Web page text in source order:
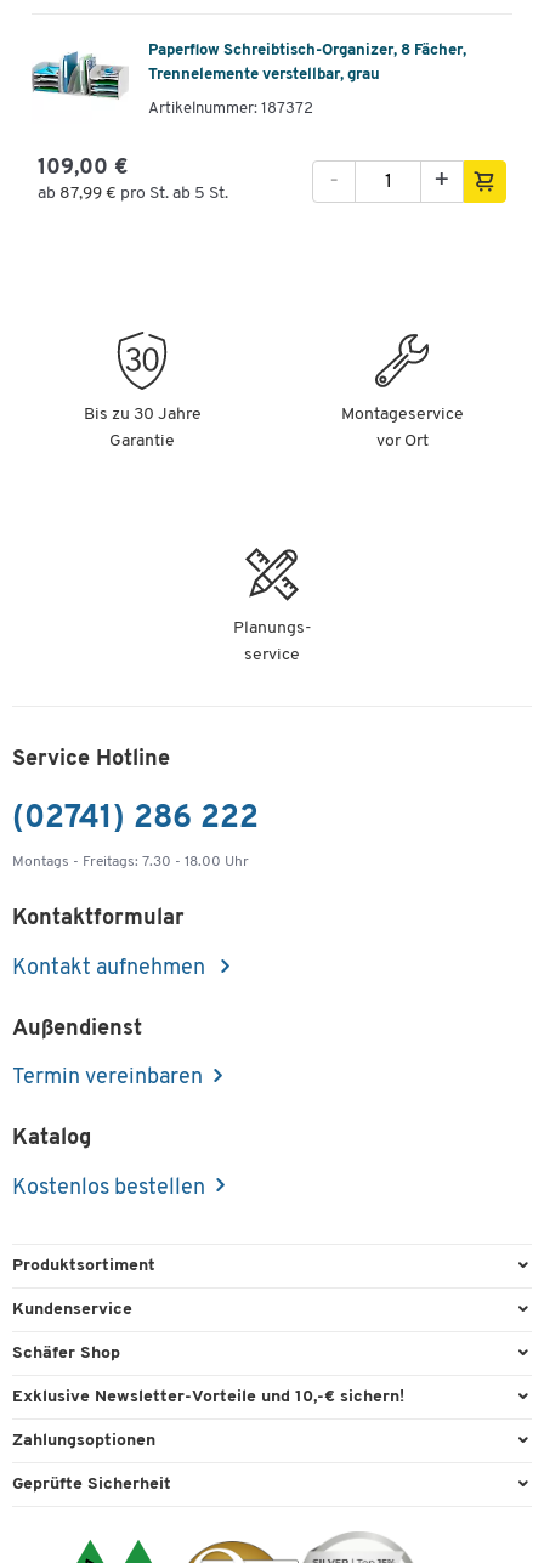
Paperflow Schreibtisch-Organizer, 8 Fächer,
Trennelemente verstellbar, grau
Artikelnummer: 187372
109,00 €
ab 87,99 € pro St. ab 5 St.
+
-
Bis zu 30 Jahre
Garantie
Montageservice
vor Ort
Planungs-
service
Service Hotline
(02741) 286 222
Montags - Freitags: 7.30 - 18.00 Uhr
Kontaktformular
Kontakt aufnehmen
Außendienst
Termin vereinbaren
Katalog
Kostenlos bestellen
Produktsortiment
Büroausstattung
Reinigung & Hygiene
Technik
Umwelttechnik
Kundenservice
Direktbestellung
Kontaktformulare
Lieferinformationen
Recycling, Entsorgung & Rücknahmepflicht von Elektroaltgeräten
Schäfer Shop
Services & Leistungen
Workplace Solutions
Exklusive Newsletter-Vorteile und 10,-€ sichern!
Willkommensgutschein
Expertenwissen
Zahlungsoptionen
Paypal
Geprüfte Sicherheit